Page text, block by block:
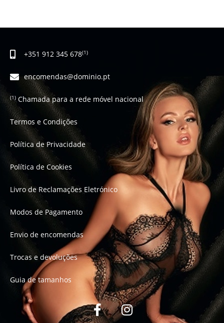
+351 912 345 678(1)
encomendas@dominio.pt
(1)Chamada para a rede móvel nacional
Termos e Condições
Política de Privacidade
Política de Cookies
Livro de Reclamações Eletrónico
Modos de Pagamento
Envio de encomendas
Trocas e devoluções
Guia de tamanhos